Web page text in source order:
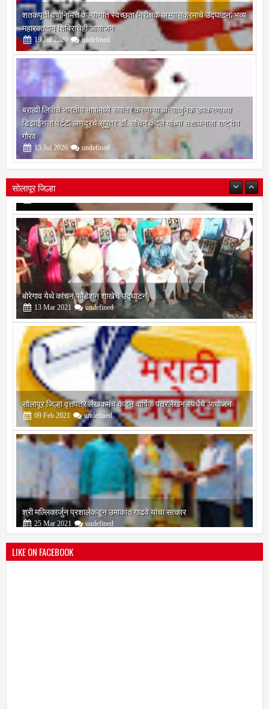
शतकपूर्ती वर्षानिमित्त कल्याणात स्वच्छता निरीक्षक अभ्यासक्रमाचे उद्घाटन; भव्य
महारक्तदान शिबिराचेही आयोजन
19 Jul 2026 undefined
ब्राह्मी लिपीचे भारतीय भाषांमध्ये रूपांतर करणाऱ्या अत्याधुनिक उपकरणाच्या
डिझाईनला पेटंट; अणदूरचे सुपुत्र डॉ. सचिन कंदले यांच्या संशोधनाला राष्ट्रीय
गौरव
15 Jul 2026 undefined
सोलापूर जिल्हा
बोरेगाव येथे कांचन फौंडेशन शाखेचे उद्घाटन
13 Mar 2021 undefined
सोलापूर जिल्हा वृत्तपत्र लेखकमंच कडून वार्षिक पत्रलेखन स्पर्धेचे आयोजन
09 Feb 2021 undefined
श्री मल्लिकार्जुन प्रशालेकडून उमाकांत गाढवे यांचा सत्कार
25 Mar 2021 undefined
LIKE ON FACEBOOK